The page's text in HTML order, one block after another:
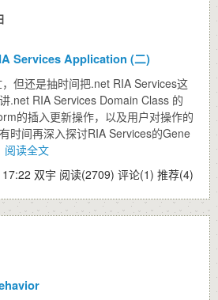
Services Application (二)
但还是抽时间把.net RIA Services这
.net RIA Services Domain Class 的
的插入更新操作，以及用户对操作的
时间再深入探讨RIA Services的Gene
阅读全文
双宇 阅读(2709) 评论(1) 推荐(4)